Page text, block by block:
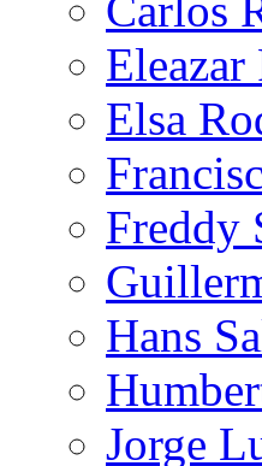
Eleazar
Elsa
Freddy
Hans
Jorge